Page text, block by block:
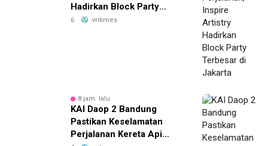
Hadirkan Block Party
Terbesar di Jakarta
6 vritimes
8 jam lalu
KAI Daop 2 Bandung
Pastikan Keselamatan
Perjalanan Kereta Api